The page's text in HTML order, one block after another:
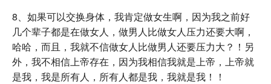
8、如果可以交换身体，我肯定做女生啊，因为我之前好
几个辈子都是在做女人，做男人比做女人压力还要大啊，
哈哈，而且，我就不信做女人比做男人还要压力大？！另
外，我不相信上帝存在，因为我相信我就是上帝，上帝就
是我，我是所有人，所有人都是我，我就是我！！